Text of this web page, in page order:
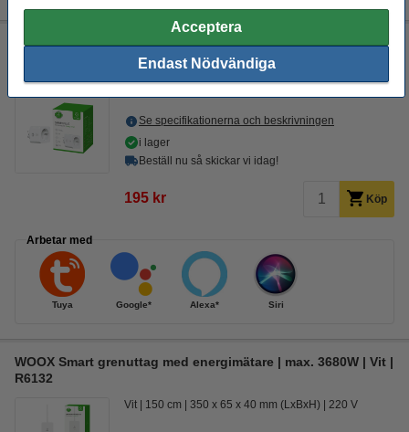
Acceptera
Endast Nödvändiga
WOOX Smart Plug med energimätare | max. 3680W | Vit |
Download Vit 55 x 55 x 81,6 mm (LxBxH) 220 V
Se specifikationerna och beskrivningen
i lager
Beställ nu så skickar vi idag!
195 kr Köp
Arbetar med
Tuya Google* Alexa* Siri
WOOX Smart grenuttag med energimätare | max. 3680W | Vit |
R6132
Vit 150 cm 350 x 65 x 40 mm (LxBxH) 220 V